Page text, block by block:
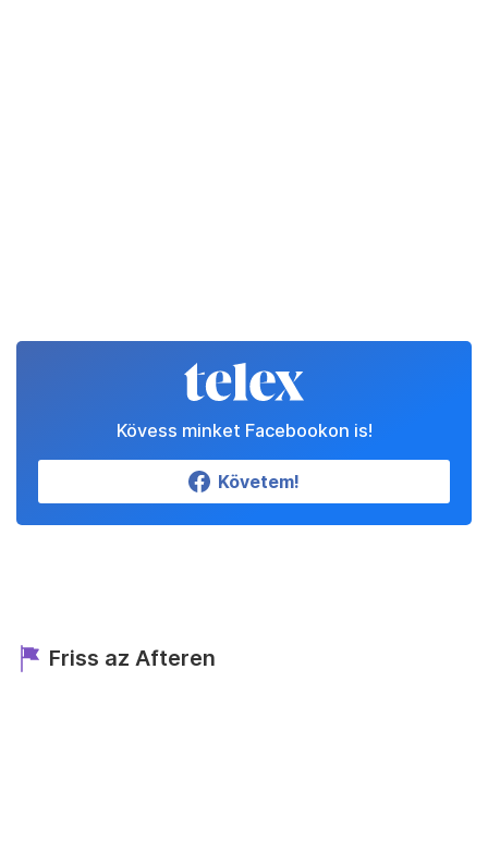
Kövess minket Facebookon is!
Követem!
Friss az Afteren